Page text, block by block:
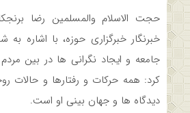
حجت الاسلام والمسلمین رضا
خبرنگار خبرگزاری حوزه، با اشاره
جامعه و ایجاد نگرانی ها در بین
کرد: همه حرکات و رفتارها و حالات
دیدگاه ها و جهان بینی او است.